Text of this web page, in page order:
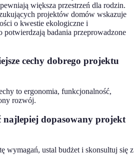
większa przestrzeń dla rodzin.
projektów domów wskazuje
o kwestie ekologiczne i
badania przeprowadzone
cechy dobrego projektu
to ergonomia, funkcjonalność,
rozwój.
najlepiej dopasowany projekt
wymagań, ustal budżet i skonsultuj się z